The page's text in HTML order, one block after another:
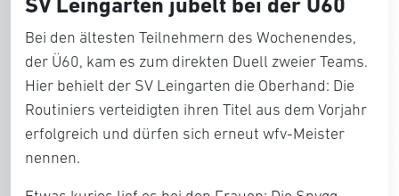
Bei den ältesten Teilnehmern des Wochenendes,
der Ü60, kam es zum direkten Duell zweier Teams.
Hier behielt der SV Leingarten die Oberhand: Die
Routiniers verteidigten ihren Titel aus dem Vorjahr
erfolgreich und dürfen sich erneut wfv-Meister
nennen.